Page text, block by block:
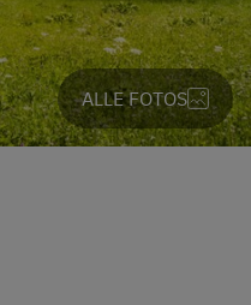
ALLE FOTOS